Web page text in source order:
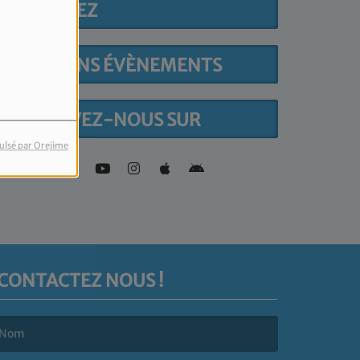
par Orejime
PARTICIPEZ
PROCHAINS ÉVÈNEMENTS
NOUS SUR
NOUS !